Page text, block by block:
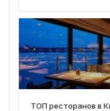
ТОП ресторанов в